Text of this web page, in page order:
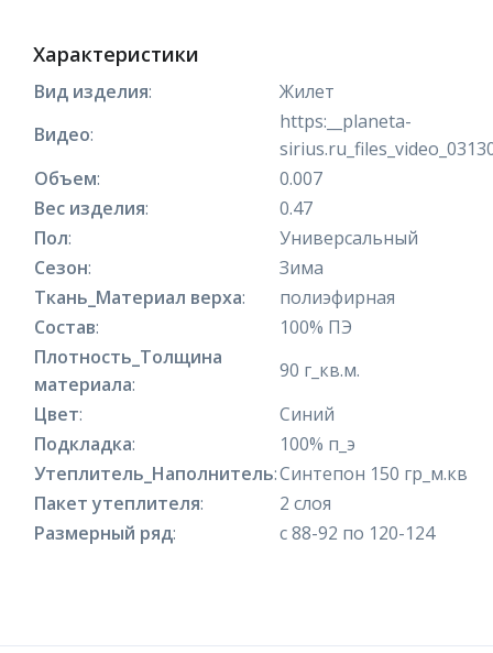
Характеристики
Вид изделия:
Жилет
Видео:
https:__planeta-
Объем:
0.007
Вес изделия:
0.47
Пол:
Универсальный
Сезон:
Зима
Ткань_Материал верха:
полиэфирная
Состав:
100% ПЭ
Плотность_Толщина
материала:
90 г_кв.м.
Цвет:
Синий
Подкладка:
100% п_э
Утеплитель_Наполнитель:Синтепон 150 гр_м.кв
Пакет утеплителя:
2 слоя
Размерный ряд: с 88-92 по 120-124